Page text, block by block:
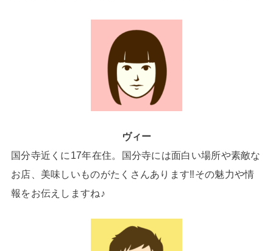
ヴィー
国分寺近くに17年在住。国分寺には面白い場所や素敵な
お店、美味しいものがたくさんあります‼その魅力や情
報をお伝えしますね♪